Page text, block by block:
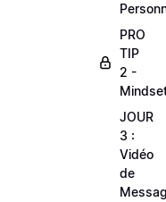
PRO
TIP
2 -
JOUR
3 :
Vidéo
de